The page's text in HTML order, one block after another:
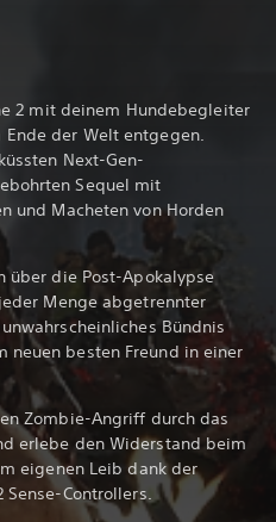
2 mit deinem Hundebegleiter
der Welt entgegen.
Next-Gen-
Sequel mit
und Macheten von Horden
über die Post-Apokalypse
Menge abgetrennter
Bündnis
neuen besten Freund in einer
Zombie-Angriff durch das
erlebe den Widerstand beim
eigenen Leib dank der
Sense-Controllers.